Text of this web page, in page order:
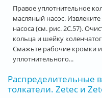
Правое уплотнительное
масляный насос.
насоса (см. рис. 2С.57).
кольца и шейку
Смажьте рабочие кромки
уплотнительного...
Распределительные
толкатели. Zetec и